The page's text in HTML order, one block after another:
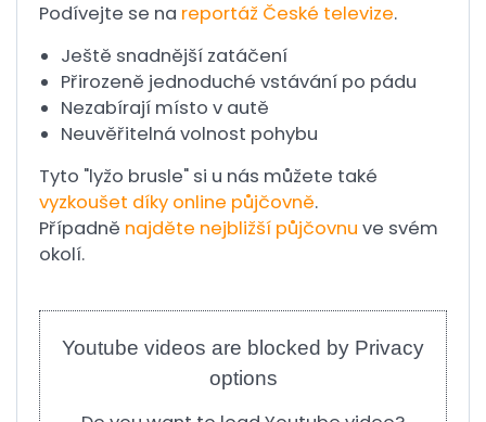
Podívejte se na reportáž České televize.
Ještě snadnější zatáčení
Přirozeně jednoduché vstávání po pádu
Nezabírají místo v autě
Neuvěřitelná volnost pohybu
Tyto "lyžo brusle" si u nás můžete také
vyzkoušet díky online půjčovně.
Případně najděte nejbližší půjčovnu ve svém
okolí.
Youtube videos are blocked by Privacy
options